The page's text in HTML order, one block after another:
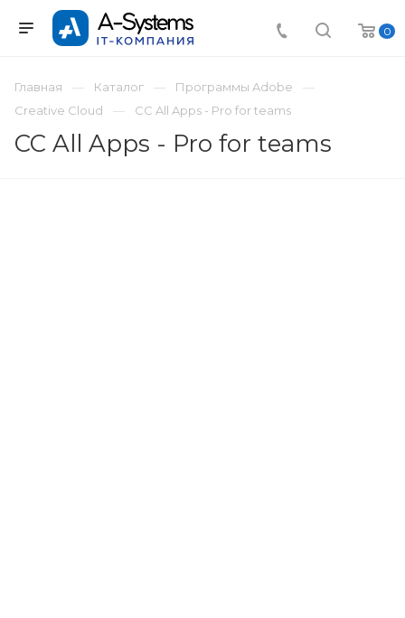
0
Главная Каталог
Программы Adobe
Creative Cloud
CC All Apps - Pro for teams
CC All Apps - Pro for teams